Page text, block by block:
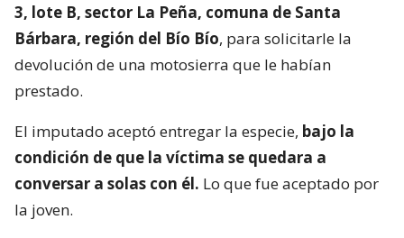
3, lote B, sector La Peña, comuna de Santa
Bárbara, región del Bío Bío, para solicitarle la
devolución de una motosierra que le habían
prestado.
El imputado aceptó entregar la especie, bajo la
condición de que la víctima se quedara a
conversar a solas con él. Lo que fue aceptado por
la joven.